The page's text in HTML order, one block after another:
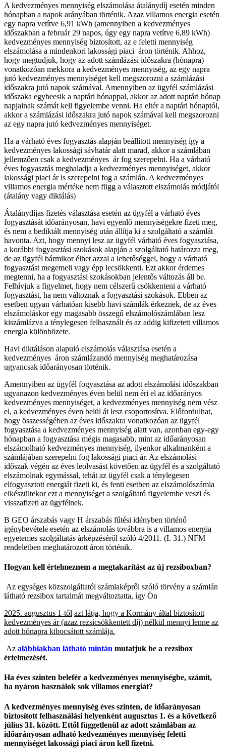
A kedvezményes mennyiség elszámolása átalánydíj esetén minden
hónapban a napok arányában történik. Azaz villamos energia esetén
egy napra vetítve 6,91 kWh (amennyiben a kedvezményes
időszakban a február 29 napos, úgy egy napra vetítve 6,89 kWh)
kedvezményes mennyiség biztosított, az e feletti mennyiség
elszámolása a mindenkori lakossági piaci áron történik. Ahhoz,
hogy megtudjuk, hogy az adott számlázási időszakra (hónapra)
vonatkozóan mekkora a kedvezményes mennyiség, az egy napra
jutó kedvezményes mennyiséget kell megszorozni a számlázási
időszakra jutó napok számával. Amennyiben az ügyfél számlázási
időszaka egybeesik a naptári hónappal, akkor az adott naptári hónap
napjainak számát kell figyelembe venni. Ha eltér a naptári hónaptól,
akkor a számlázási időszakra jutó napok számával kell megszorozni
az egy napra jutó kedvezményes mennyiséget.
Ha a várható éves fogyasztás alapján beállított mennyiség így a
kedvezményes lakossági sávhatár alatt marad, akkor a számlában
jellemzően csak a kedvezményes ár fog szerepelni. Ha a várható
éves fogyasztás meghaladja a kedvezményes mennyiséget, akkor
lakossági piaci ár is szerepelni fog a számlán. A kedvezményes
villamos energia mértéke nem függ a választott elszámolás módjától
(átalány vagy diktálás)
Átalánydíjas fizetés választása esetén az ügyfél a várható éves
fogyasztását időarányosan, havi egyenlő mennyiségekre fizeti meg,
és nem a bediktált mennyiség után állítja ki a szolgáltató a számlát
havonta. Azt, hogy mennyi lesz az ügyfél várható éves fogyasztása,
a korábbi fogyasztási szokások alapján a szolgáltató határozza meg,
de az ügyfél bármikor élhet azzal a lehetőséggel, hogy a várható
fogyasztást megemeli vagy épp lecsökkenti. Ezt akkor érdemes
megtenni, ha a fogyasztási szokásokban jelentős változás áll be.
Felhívjuk a figyelmet, hogy nem célszerű csökkenteni a várható
fogyasztást, ha nem változnak a fogyasztási szokások. Ebben az
esetben ugyan várhatóan kisebb havi számlák érkeznek, de az éves
elszámoláskor egy magasabb összegű elszámolószámlában lesz
kiszámlázva a ténylegesen felhasznált és az addig kifizetett villamos
energia különbözete.
Havi diktáláson alapuló elszámolás választása esetén a
kedvezményes áron számlázandó mennyiség meghatározása
ugyancsak időarányosan történik.
Amennyiben az ügyfél fogyasztása az adott elszámolási időszakban
ugyanazon kedvezményes éven belül nem éri el az időarányos
kedvezményes mennyiséget, a kedvezményes mennyiség nem vész
el, a kedvezményes éven belül át lesz csoportosítva. Előfordulhat,
hogy összességében az éves időszakra vonatkozóan az ügyfél
fogyasztása a kedvezményes mennyiség alatt van, azonban egy-egy
hónapban a fogyasztása mégis magasabb, mint az időarányosan
elszámolható kedvezményes mennyiség, ilyenkor alkalmanként a
számlájában szerepelni fog lakossági piaci ár. Az elszámolási
időszak végén az éves leolvasást követően az ügyfél és a szolgáltató
elszámolnak egymással, tehát az ügyfél csak a ténylegesen
elfogyasztott energiát fizeti ki, és fenti esetben az elszámolószámla
elkészültekor ezt a mennyiséget a szolgáltató figyelembe veszi és
visszafizeti az ügyfélnek.
B GEO árszabás vagy H árszabás fűtési idényben történő
igénybevétele esetén az elszámolás továbbra is a villamos energia
egyetemes szolgáltatás árképzéséről szóló 4/2011. (I. 31.) NFM
rendeletben meghatározott áron történik.
Hogyan kell értelmeznem a megtakarítást az új rezsiboxban?
Az egységes közszolgáltatói számlaképről szóló törvény a számlán
látható rezsibox tartalmát megváltoztatta, így Ön
2025. augusztus 1-től azt látja, hogy a Kormány által biztosított
kedvezményes ár (azaz rezsicsökkentett díj) nélkül mennyi lenne az
adott hónapra kibocsátott számlája.
Az alábbiakban látható mintán mutatjuk be a rezsibox
értelmezését.
Ha éves szinten belefér a kedvezményes mennyiségbe, számít,
ha nyáron használok sok villamos energiát?
A kedvezményes mennyiség éves szinten, de időarányosan
biztosított felhasználási helyenként augusztus 1. és a következő
július 31. között. Ettől függetlenül az adott számlában az
időarányosan adható kedvezményes mennyiség feletti
mennyiséget lakossági piaci áron kell fizetni.